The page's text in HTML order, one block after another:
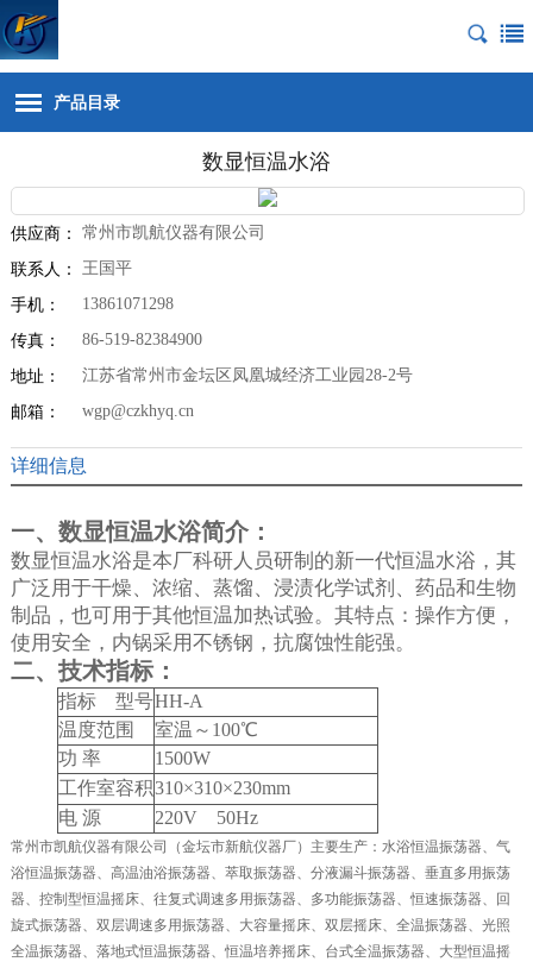
产品目录
数显恒温水浴
供应商： 常州市凯航仪器有限公司
联系人： 王国平
手机： 13861071298
传真： 86-519-82384900
地址： 江苏省常州市金坛区凤凰城经济工业园28-2号
邮箱： wgp@czkhyq.cn
详细信息
一、数显恒温水浴简介：
数显恒温水浴是本厂科研人员研制的新一代恒温水浴，其
广泛用于干燥、浓缩、蒸馏、浸渍化学试剂、药品和生物
制品，也可用于其他恒温加热试验。其特点：操作方便，
使用安全，内锅采用不锈钢，抗腐蚀性能强。
二、技术指标：
指标 型号HH-A
温度范围
室温～ 100℃
功 率
1500W
工作室容积310×310×230mm
电 源 220V 50Hz
常州市凯航仪器有限公司（金坛市新航仪器厂）主要生产：水浴恒温振荡器、气
浴恒温振荡器、高温油浴振荡器、萃取振荡器、分液漏斗振荡器、垂直多用振荡
器、控制型恒温摇床、往复式调速多用振荡器、多功能振荡器、恒速振荡器、回
旋式振荡器、双层调速多用振荡器、大容量摇床、双层摇床、全温振荡器、光照
全温振荡器、落地式恒温振荡器、恒温培养摇床、台式全温振荡器、大型恒温摇